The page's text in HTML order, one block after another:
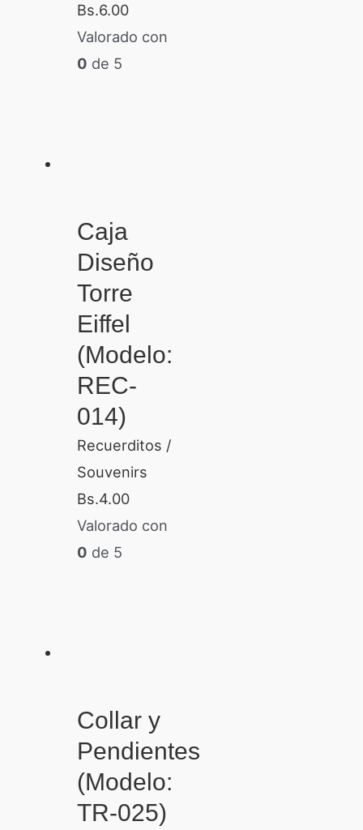
Bs.6.00
Valorado con
0 de 5
Caja
Diseño
Torre
Eiffel
(Modelo:
REC-
014)
Recuerditos /
Souvenirs
Bs.4.00
Valorado con
0 de 5
Collar y
Pendientes
(Modelo:
TR-025)